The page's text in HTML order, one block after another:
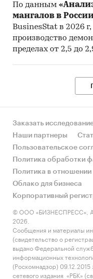
По данным
мангалов в
BusinesStat в 2026 г,
производство
пределах от 2,5 до
Заказать
Наши партнеры
Пользовательское
Политика обработки
Политика в
Облако для бизнеса
Корпоративный
© ООО «БИЗНЕСПРЕСС»,
2026.
Сообщения и материалы
(свидетельство о
выдано Федеральной
информационных
(Роскомнадзор)
сетевого издания «РБК»